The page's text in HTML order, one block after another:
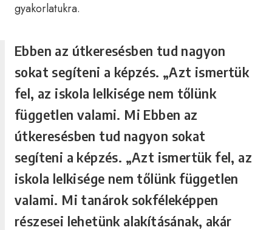
gyakorlatukra.
Ebben az útkeresésben tud nagyon
sokat segíteni a képzés. „Azt ismertük
fel, az iskola lelkisége nem tőlünk
független valami. Mi Ebben az
útkeresésben tud nagyon sokat
segíteni a képzés. „Azt ismertük fel, az
iskola lelkisége nem tőlünk független
valami. Mi tanárok sokféleképpen
részesei lehetünk alakításának, akár